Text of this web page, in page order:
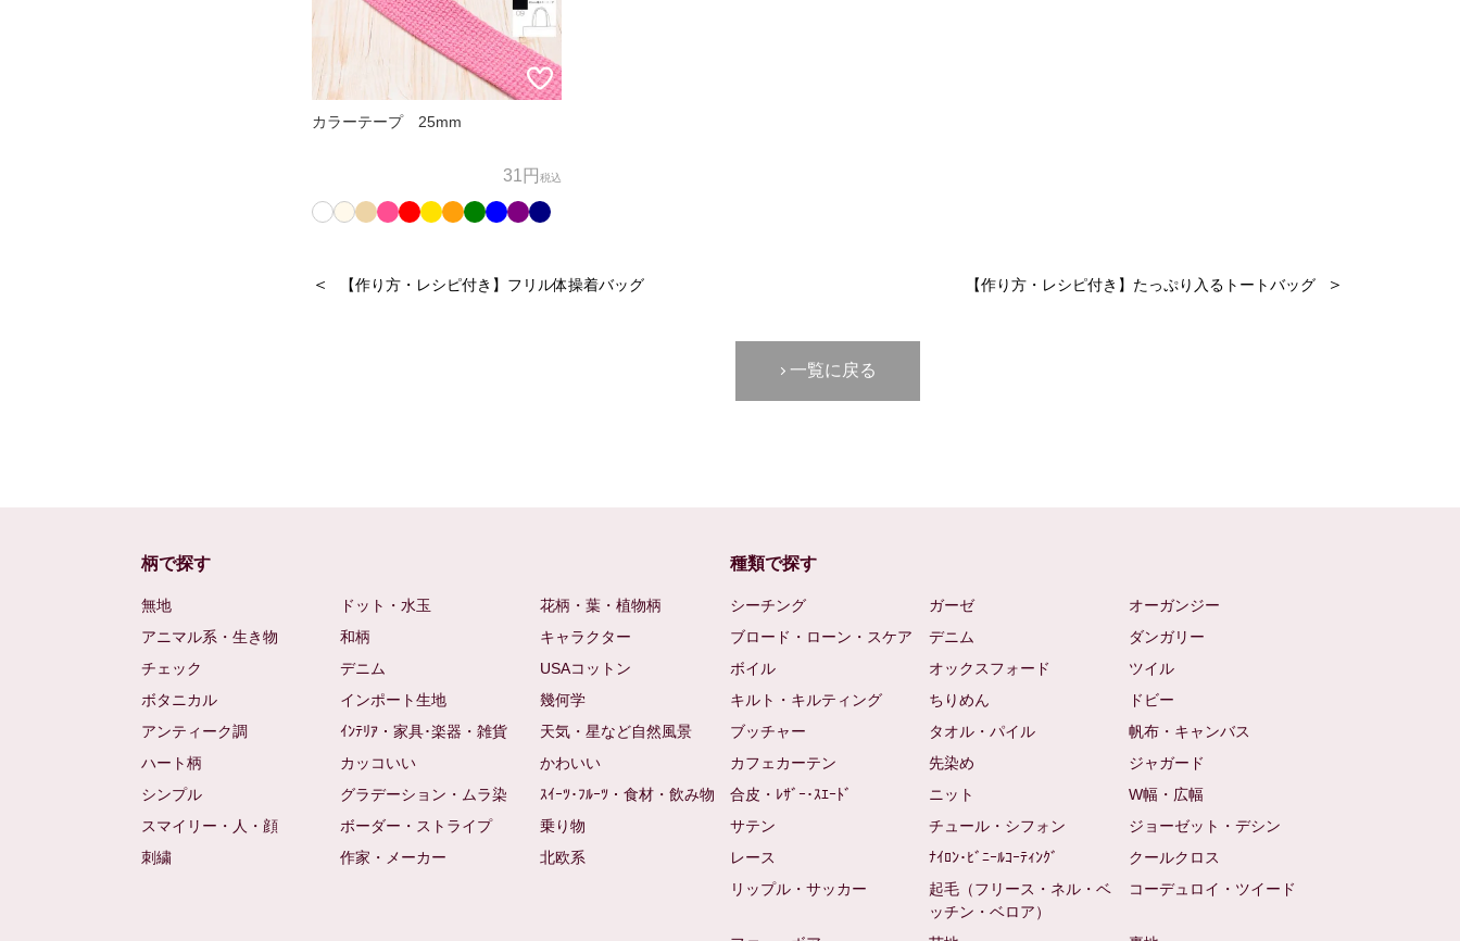
カラーテープ 25mm
31円 税込
＜ 【作り方・レシピ付き】フリル体操着バッグ 【作り方・レシピ付き】たっぷり入るトートバッグ ＞
一覧に戻る
柄で探す
無地 ドット・水玉
花柄・葉・植物柄
アニマル系・生き物
和柄
キャラクター
チェック
デニム
USAコットン
ボタニカル
インポート生地
幾何学
アンティーク調
ｲﾝﾃﾘｱ・家具･楽器・雑貨
天気・星など自然風景
ハート柄
カッコいい
かわいい
シンプル
グラデーション・ムラ染
ｽｲｰﾂ･ﾌﾙｰﾂ・食材・飲み物
スマイリー・人・顔
ボーダー・ストライプ
乗り物
刺繍
作家・メーカー 北欧系
種類で探す
シーチング ガーゼ
オーガンジー
ブロード・ローン・スケア
デニム
ダンガリー
ボイル
オックスフォード
ツイル
キルト・キルティング
ちりめん
ドビー
ブッチャー
タオル・パイル
帆布・キャンバス
カフェカーテン
先染め
ジャガード
合皮・ﾚｻﾞｰ･ｽｴｰﾄﾞ
ニット
W幅・広幅
サテン
チュール・シフォン
ジョーゼット・デシン
レース
ﾅｲﾛﾝ･ﾋﾞﾆｰﾙｺｰﾃｨﾝｸﾞ
クールクロス
リップル・サッカー
起毛（フリース・ネル・ベ
ッチン・ベロア）
コーデュロイ・ツイード